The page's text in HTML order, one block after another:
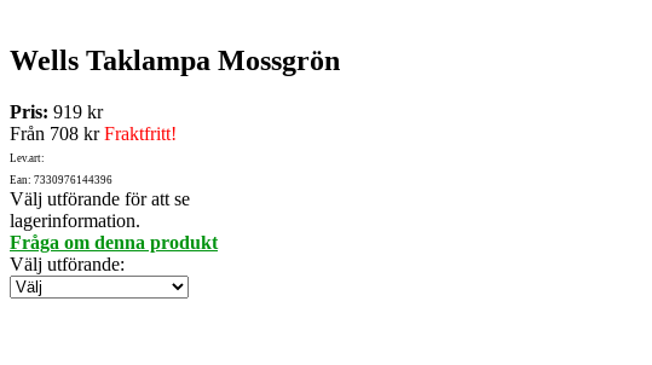
Wells Taklampa Mossgrön
Pris: 919 kr
Från 708 krFraktfritt!
Lev.art:
Ean: 7330976144396
Välj utförande för att se
lagerinformation.
Fråga om denna produkt
Välj utförande: